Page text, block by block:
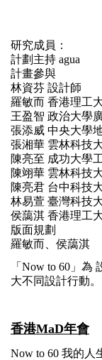
研究成員：
計劃主持 agua
計畫參與
林資芬 設計師
羅敏而 香港理工
王盈智 政治大學
張添威 中央大學
張湘華 雲林科技
陳亮至 成功大學
陳翊華 雲林科技
陳亮君 台中科技
林易萱 臺灣科技
侯藹淇 香港理工
版面規劃
羅敏而、侯藹淇
「Now to 60」
大不同設計行動。
香港MaD年會
Now to 60 我的人